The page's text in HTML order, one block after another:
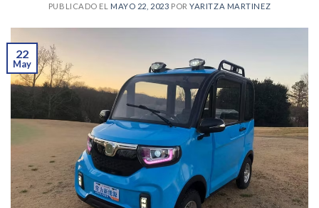
PUBLICADO EL MAYO 22, 2023 PORYARITZA MARTINEZ
22
May